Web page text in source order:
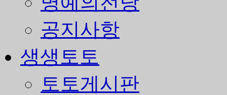
공지사항
생생토토
토토게시판